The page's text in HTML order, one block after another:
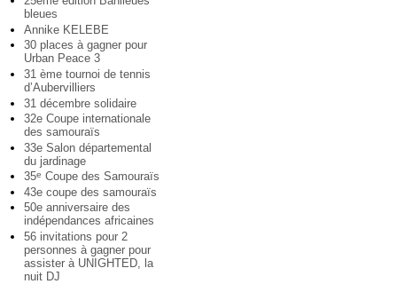
bleues
Annike KELEBE
30 places à gagner pour
Urban Peace 3
31 ème tournoi de tennis
d’Aubervilliers
31 décembre solidaire
32e Coupe internationale
des samouraïs
33e Salon départemental
du jardinage
35e Coupe des Samouraïs
43e coupe des samouraïs
50e anniversaire des
indépendances africaines
56 invitations pour 2
personnes à gagner pour
assister à UNIGHTED, la
nuit DJ